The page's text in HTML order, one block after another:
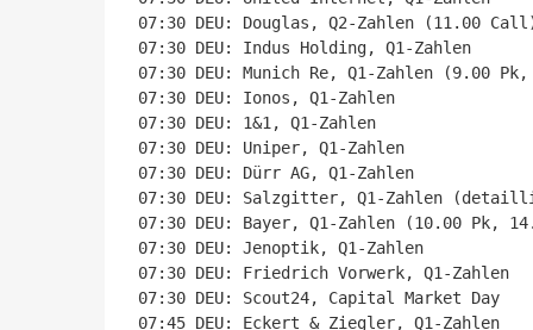
07:30 DEU: Douglas, Q2-Zahlen (11.00
07:30 DEU: Indus Holding, Q1-Zahlen
07:30 DEU: Munich Re, Q1-Zahlen (9.00
07:30 DEU: Ionos, Q1-Zahlen
07:30 DEU: 1&1, Q1-Zahlen
07:30 DEU: Uniper, Q1-Zahlen
07:30 DEU: Dürr AG, Q1-Zahlen
07:30 DEU: Salzgitter, Q1-Zahlen
07:30 DEU: Bayer, Q1-Zahlen (10.00 Pk,
07:30 DEU: Jenoptik, Q1-Zahlen
07:30 DEU: Friedrich Vorwerk, Q1-Zahlen
07:30 DEU: Scout24, Capital Market Day
07:45 DEU: Eckert & Ziegler, Q1-Zahlen